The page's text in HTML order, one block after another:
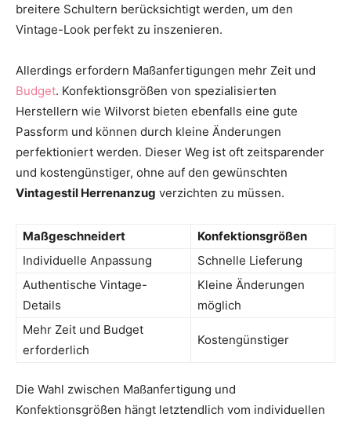
breitere Schultern berücksichtigt werden, um den
Vintage-Look perfekt zu inszenieren.
Allerdings erfordern Maßanfertigungen mehr Zeit und
Budget. Konfektionsgrößen von spezialisierten
Herstellern wie Wilvorst bieten ebenfalls eine gute
Passform und können durch kleine Änderungen
perfektioniert werden. Dieser Weg ist oft zeitsparender
und kostengünstiger, ohne auf den gewünschten
Vintagestil Herrenanzug verzichten zu müssen.
Maßgeschneidert
Konfektionsgrößen
Individuelle Anpassung
Schnelle Lieferung
Authentische Vintage-
Details
Kleine Änderungen
möglich
Mehr Zeit und Budget
erforderlich
Kostengünstiger
Die Wahl zwischen Maßanfertigung und
Konfektionsgrößen hängt letztendlich vom individuellen